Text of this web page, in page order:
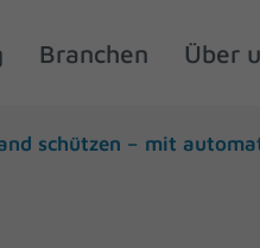
Branchen Über
schützen – mit